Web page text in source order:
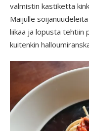
valmistin kastiketta
Maijulle
liikaa ja lopusta tehtiin
kuitenkin